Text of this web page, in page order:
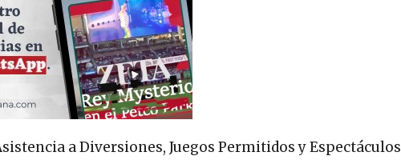
a Diversiones, Juegos Permitidos y Espectáculos